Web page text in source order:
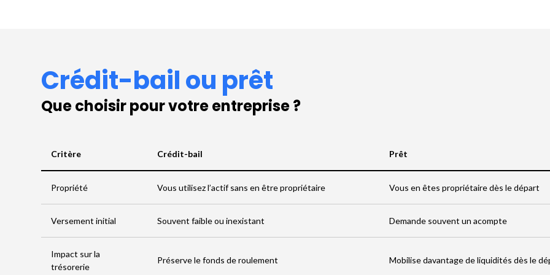
Crédit-bail ou prêt
Que choisir pour votre entreprise ?
Critère Crédit-bail Prêt
Propriété Vous utilisez l’actif sans en être propriétaire Vous en êtes propriétaire dès le départ
Versement initial Souvent faible ou inexistant Demande souvent un acompte
Impact sur la
trésorerie
Préserve le fonds de roulement Mobilise davantage de liquidités dès le